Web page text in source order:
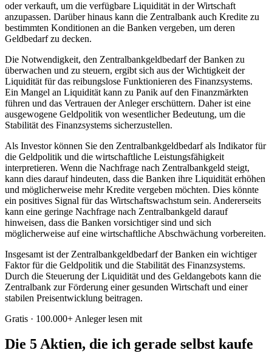
oder verkauft, um die verfügbare Liquidität in der Wirtschaft
anzupassen. Darüber hinaus kann die Zentralbank auch Kredite zu
bestimmten Konditionen an die Banken vergeben, um deren
Geldbedarf zu decken.
Die Notwendigkeit, den Zentralbankgeldbedarf der Banken zu
überwachen und zu steuern, ergibt sich aus der Wichtigkeit der
Liquidität für das reibungslose Funktionieren des Finanzsystems.
Ein Mangel an Liquidität kann zu Panik auf den Finanzmärkten
führen und das Vertrauen der Anleger erschüttern. Daher ist eine
ausgewogene Geldpolitik von wesentlicher Bedeutung, um die
Stabilität des Finanzsystems sicherzustellen.
Als Investor können Sie den Zentralbankgeldbedarf als Indikator für
die Geldpolitik und die wirtschaftliche Leistungsfähigkeit
interpretieren. Wenn die Nachfrage nach Zentralbankgeld steigt,
kann dies darauf hindeuten, dass die Banken ihre Liquidität erhöhen
und möglicherweise mehr Kredite vergeben möchten. Dies könnte
ein positives Signal für das Wirtschaftswachstum sein. Andererseits
kann eine geringe Nachfrage nach Zentralbankgeld darauf
hinweisen, dass die Banken vorsichtiger sind und sich
möglicherweise auf eine wirtschaftliche Abschwächung vorbereiten.
Insgesamt ist der Zentralbankgeldbedarf der Banken ein wichtiger
Faktor für die Geldpolitik und die Stabilität des Finanzsystems.
Durch die Steuerung der Liquidität und des Geldangebots kann die
Zentralbank zur Förderung einer gesunden Wirtschaft und einer
stabilen Preisentwicklung beitragen.
Gratis · 100.000+ Anleger lesen mit
Die 5 Aktien, die ich gerade selbst kaufe